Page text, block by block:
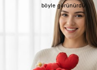
böyle görünürdü!